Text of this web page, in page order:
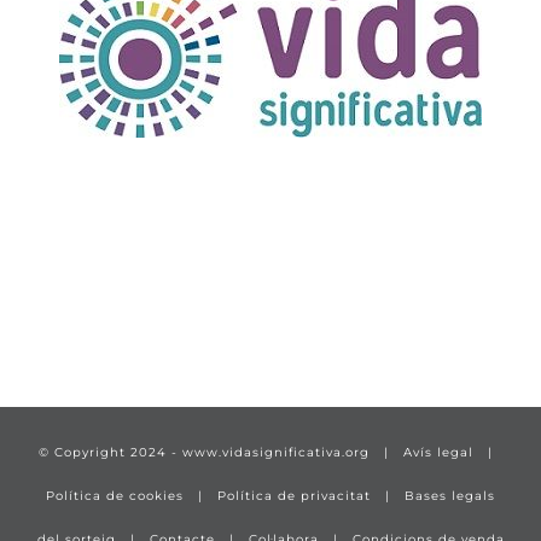
© Copyright 2024 - www.vidasignificativa.org | Avís legal |
Política de cookies | Política de privacitat | Bases legals